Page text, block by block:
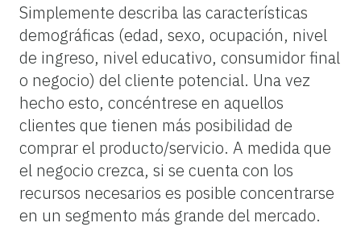
Simplemente describa las características
demográficas (edad, sexo, ocupación, nivel
de ingreso, nivel educativo, consumidor final
o negocio) del cliente potencial. Una vez
hecho esto, concéntrese en aquellos
clientes que tienen más posibilidad de
comprar el producto/servicio. A medida que
el negocio crezca, si se cuenta con los
recursos necesarios es posible concentrarse
en un segmento más grande del mercado.